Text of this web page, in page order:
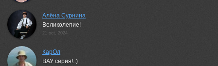
Алёна Сурнина
Великолепие!
21 oct, 2024
КарОл
ВАУ серия!..)